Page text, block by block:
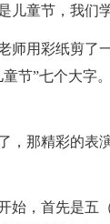
儿童节，我们
师用彩纸剪了
童节”七个大字
，那精彩的表
始，首先是五